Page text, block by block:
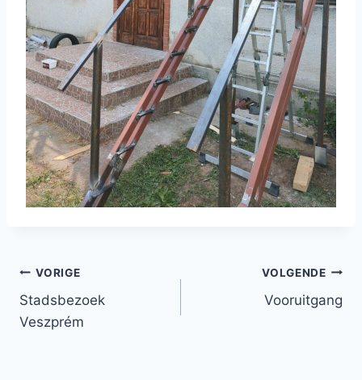
Bericht
navigatie
VORIGE
Stadsbezoek
Veszprém
VOLGENDE
Vooruitgang